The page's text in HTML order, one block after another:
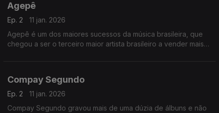
Agepê
Ep. 2
11 jan. 2026
Agepê é um dos maiores sucessos da música brasileira, que
chegou a ser o terceiro maior artista brasileiro a vender mais
Compay Segundo
Ep. 2
11 jan. 2026
Compay Segundo gravou mais de uma dúzia de álbuns e não